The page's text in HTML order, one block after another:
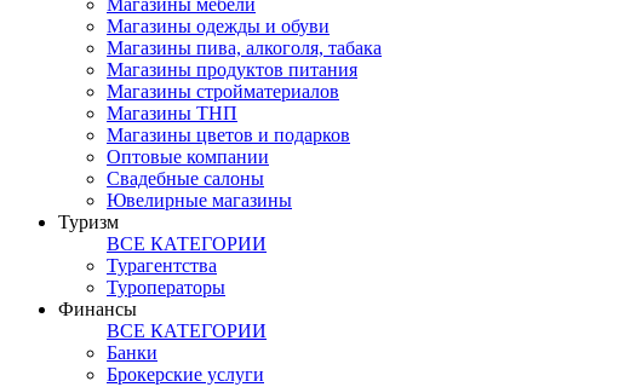
Магазины мебели
Магазины одежды и обуви
Магазины пива, алкоголя, табака
Магазины продуктов питания
Магазины стройматериалов
Магазины ТНП
Магазины цветов и подарков
Оптовые компании
Свадебные салоны
Ювелирные магазины
Туризм
ВСЕ КАТЕГОРИИ
Турагентства
Туроператоры
Финансы
ВСЕ КАТЕГОРИИ
Банки
Брокерские услуги